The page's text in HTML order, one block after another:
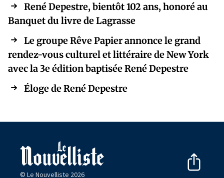
René Depestre, bientôt 102 ans, honoré au
Banquet du livre de Lagrasse
Le groupe Rêve Papier annonce le grand
rendez-vous culturel et littéraire de New York
avec la 3e édition baptisée René Depestre
Éloge de René Depestre
© Le Nouvelliste 2026